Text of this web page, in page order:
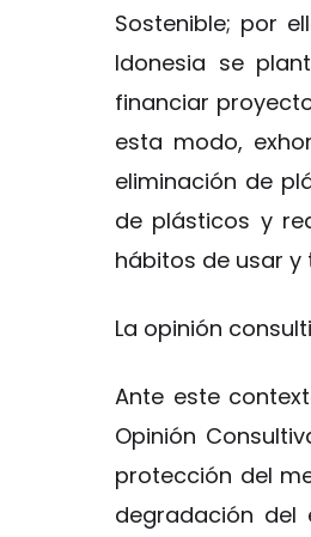
Sostenible; por
Idonesia se
financiar
esta modo,
eliminación de
de plásticos y
hábitos de usar y
La opinión
Ante este
Opinión
protección del
degradación